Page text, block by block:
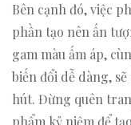
Bên cạnh đó, việc
phần tạo nên ấn
gam màu ấm áp,
biến đổi dễ dàng,
hút. Đừng quên
phẩm kỷ niệm để